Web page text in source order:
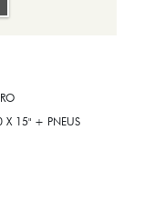
X 15" + PNEUS